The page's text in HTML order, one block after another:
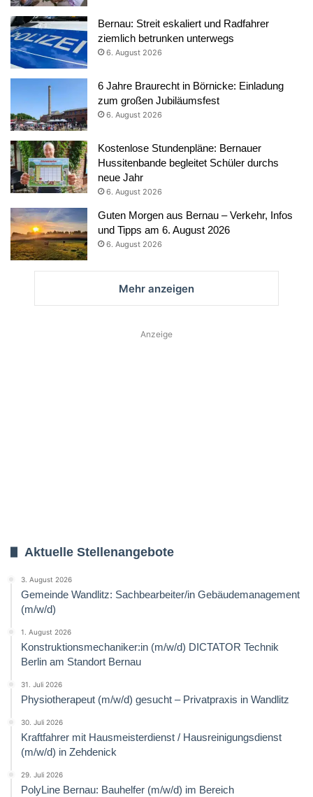
Bernau: Streit eskaliert und Radfahrer
ziemlich betrunken unterwegs
6. August 2026
6 Jahre Braurecht in Börnicke: Einladung
zum großen Jubiläumsfest
6. August 2026
Kostenlose Stundenpläne: Bernauer
Hussitenbande begleitet Schüler durchs
neue Jahr
6. August 2026
Guten Morgen aus Bernau – Verkehr, Infos
und Tipps am 6. August 2026
6. August 2026
Mehr anzeigen
Anzeige
Aktuelle Stellenangebote
3. August 2026
Gemeinde Wandlitz: Sachbearbeiter/in Gebäudemanagement
(m/w/d)
1. August 2026
Konstruktionsmechaniker:in (m/w/d) DICTATOR Technik
Berlin am Standort Bernau
31. Juli 2026
Physiotherapeut (m/w/d) gesucht – Privatpraxis in Wandlitz
30. Juli 2026
Kraftfahrer mit Hausmeisterdienst / Hausreinigungsdienst
(m/w/d) in Zehdenick
29. Juli 2026
PolyLine Bernau: Bauhelfer (m/w/d) im Bereich